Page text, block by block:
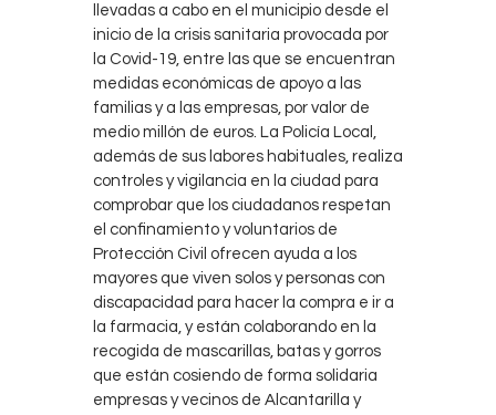
llevadas a cabo en el municipio desde el
inicio de la crisis sanitaria provocada por
la Covid-19, entre las que se encuentran
medidas económicas de apoyo a las
familias y a las empresas, por valor de
medio millón de euros. La Policía Local,
además de sus labores habituales, realiza
controles y vigilancia en la ciudad para
comprobar que los ciudadanos respetan
el confinamiento y voluntarios de
Protección Civil ofrecen ayuda a los
mayores que viven solos y personas con
discapacidad para hacer la compra e ir a
la farmacia, y están colaborando en la
recogida de mascarillas, batas y gorros
que están cosiendo de forma solidaria
empresas y vecinos de Alcantarilla y